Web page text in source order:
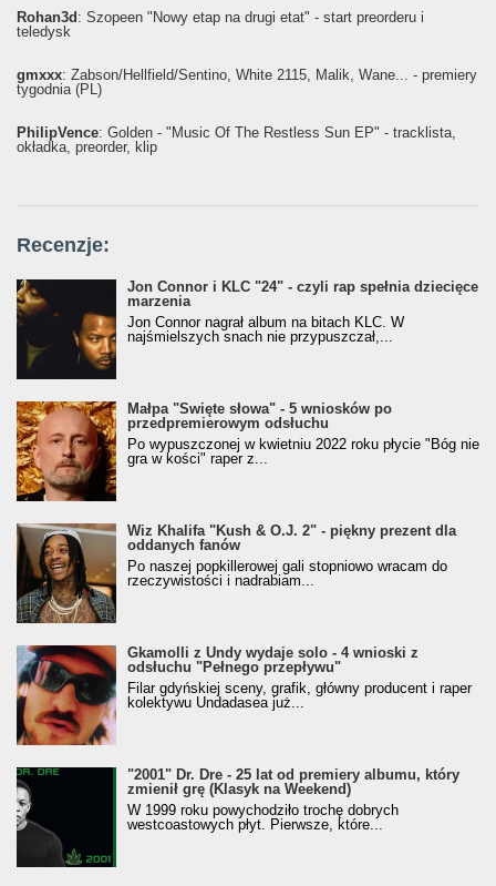
Rohan3d : Szopeen "Nowy etap na drugi etat" - start preorderu i
teledysk
gmxxx: Żabson/Hellfield/Sentino, White 2115, Malik, Wane... - premiery
tygodnia (PL)
PhilipVence: Golden - "Music Of The Restless Sun EP" - tracklista,
okładka, preorder, klip
Recenzje:
Jon Connor i KLC "24" - czyli rap spełnia dziecięce
marzenia
Jon Connor nagrał album na bitach KLC. W
najśmielszych snach nie przypuszczał,...
Małpa "Święte słowa" - 5 wniosków po
przedpremierowym odsłuchu
Po wypuszczonej w kwietniu 2022 roku płycie "Bóg nie
gra w kości" raper z...
Wiz Khalifa "Kush & O.J. 2" - piękny prezent dla
oddanych fanów
Po naszej popkillerowej gali stopniowo wracam do
rzeczywistości i nadrabiam...
Gkamolli z Undy wydaje solo - 4 wnioski z
odsłuchu "Pełnego przepływu"
Filar gdyńskiej sceny, grafik, główny producent i raper
kolektywu Undadasea już...
"2001" Dr. Dre - 25 lat od premiery albumu, który
zmienił grę (Klasyk na Weekend)
W 1999 roku powychodziło trochę dobrych
westcoastowych płyt. Pierwsze, które...